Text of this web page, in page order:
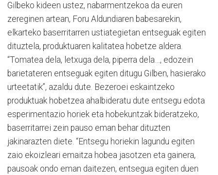
Gilbeko kideen ustez, nabarmentzekoa da euren
zereginen artean, Foru Aldundiaren babesarekin,
elkarteko baserritarren ustiategietan entseguak egiten
dituztela, produktuaren kalitatea hobetze aldera.
“Tomatea dela, letxuga dela, piperra dela…, edozein
barietateren entseguak egiten ditugu Gilben, hasierako
urteetatik”, azaldu dute. Bezeroei eskaintzeko
produktuak hobetzea ahalbideratu dute entsegu edota
esperimentazio horiek eta hobekuntzak bideratzeko,
baserritarrei zein pauso eman behar dituzten
jakinarazten diete. “Entsegu horiekin lagundu egiten
zaio ekoizleari emaitza hobea jasotzen eta gainera,
pausoak ondo eman daitezen, entsegua egiten duen